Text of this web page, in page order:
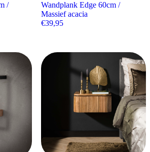
/
Wandplank Edge 60cm /
Massief acacia
€39,95